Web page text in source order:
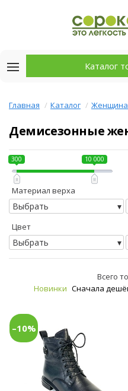
Каталог
Главная Каталог
Демисезонные
300 10 000
Материал верха
Выбрать
Цвет
Выбрать
Всего
Новинки Сначала
–10%